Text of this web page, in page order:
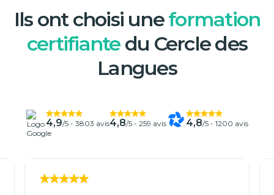
Ils ont choisi uneformation
certifiantedu Cercle des
Langues
4,9/5 - 3803 avis4,8/5 - 259 avis 4,8/5 - 1200 avis